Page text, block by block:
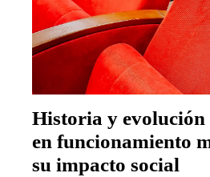
Historia y evolución
en funcionamiento
su impacto social